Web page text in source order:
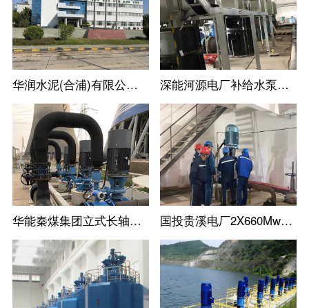
华润水泥(合浦)有限公司尾库浮动式取水泵站立式长轴泵 深能河源电厂补给水泵立式长轴泵机组
华能秦煤集团立式长轴泵工业循环水泵机组 国投贵溪电厂2X660Mw火电机组立式长轴泵